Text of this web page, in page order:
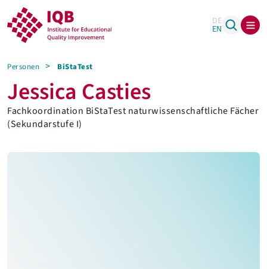
DE
EN
Personen BiStaTest
Jessica Casties
Fachkoordination BiStaTest naturwissenschaftliche Fächer
(Sekundarstufe I)